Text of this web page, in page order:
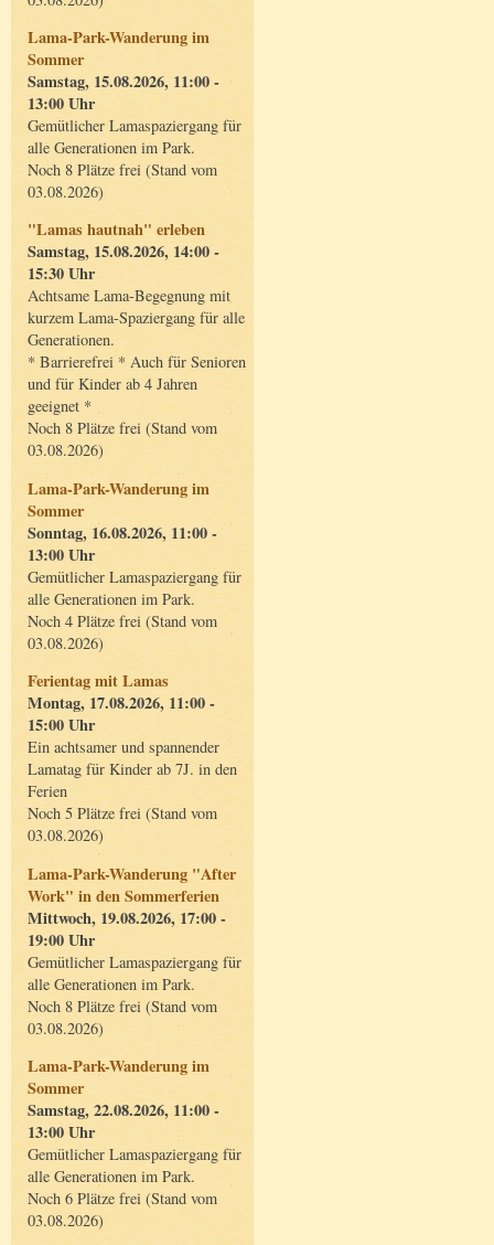
Lama-Park-Wanderung im
Sommer
Samstag, 15.08.2026, 11:00 -
13:00 Uhr
Gemütlicher Lamaspaziergang für
alle Generationen im Park.
Noch 8 Plätze frei (Stand vom
03.08.2026)
"Lamas hautnah" erleben
Samstag, 15.08.2026, 14:00 -
15:30 Uhr
Achtsame Lama-Begegnung mit
kurzem Lama-Spaziergang für alle
Generationen.
* Barrierefrei * Auch für Senioren
und für Kinder ab 4 Jahren
geeignet *
Noch 8 Plätze frei (Stand vom
03.08.2026)
Lama-Park-Wanderung im
Sommer
Sonntag, 16.08.2026, 11:00 -
13:00 Uhr
Gemütlicher Lamaspaziergang für
alle Generationen im Park.
Noch 4 Plätze frei (Stand vom
03.08.2026)
Ferientag mit Lamas
Montag, 17.08.2026, 11:00 -
15:00 Uhr
Ein achtsamer und spannender
Lamatag für Kinder ab 7J. in den
Ferien
Noch 5 Plätze frei (Stand vom
03.08.2026)
Lama-Park-Wanderung "After
Work" in den Sommerferien
Mittwoch, 19.08.2026, 17:00 -
19:00 Uhr
Gemütlicher Lamaspaziergang für
alle Generationen im Park.
Noch 8 Plätze frei (Stand vom
03.08.2026)
Lama-Park-Wanderung im
Sommer
Samstag, 22.08.2026, 11:00 -
13:00 Uhr
Gemütlicher Lamaspaziergang für
alle Generationen im Park.
Noch 6 Plätze frei (Stand vom
03.08.2026)